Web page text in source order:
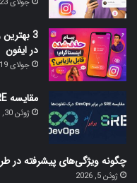
جولای 23, 2026
3
در ایفون
جولای 19, 2026
مقایسه SRE و DevOps: درک تفاوت‌های کلیدی
ژوئن 30, 2026
چگونه ویژگی‌های پیشرفته در
ژوئن 5, 2026